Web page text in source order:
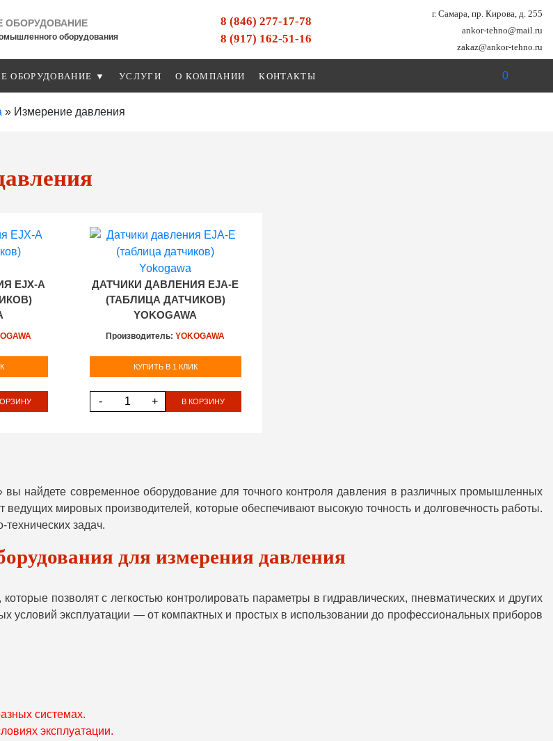
оборудования
8 (846) 277-17-78
8 (917) 162-51-16
г. Самара, пр. Кирова, д. 255
ankor-tehno@mail.ru
zakaz@ankor-tehno.ru
ОБОРУДОВАНИЕ ▼ УСЛУГИ О КОМПАНИИ КОНТАКТЫ 0
» Измерение давления
EJX-A
ДАТЧИКИ ДАВЛЕНИЯ EJA-Е
(ТАБЛИЦА ДАТЧИКОВ)
YOKOGAWA
Производитель:YOKOGAWA
КУПИТЬ В 1 КЛИК
- + В КОРЗИНУ
вы найдете современное оборудование для точного контроля давления в различных промышленных
мировых производителей, которые обеспечивают высокую точность и долговечность работы.
задач.
для измерения давления
позволят с легкостью контролировать параметры в гидравлических, пневматических и других
эксплуатации — от компактных и простых в использовании до профессиональных приборов
системах.
эксплуатации.